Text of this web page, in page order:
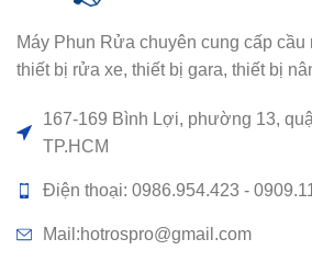
Máy Phun Rửa chuyên cung cấp cầu
thiết bị rửa xe, thiết bị gara, thiết bị
167-169 Bình Lợi, phường 13,
TP.HCM
Điện thoại: 0986.954.423 -
Mail:hotrospro@gmail.com